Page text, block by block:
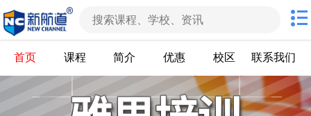
首页 课程 简介 优惠 校区 联系我们